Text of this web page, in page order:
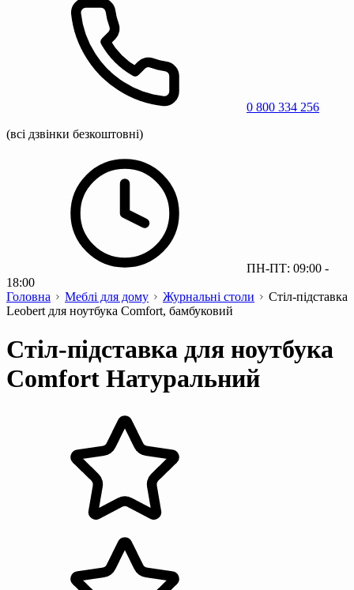
0 800 334 256
(всі дзвінки безкоштовні)
ПН-ПТ: 09:00 -
18:00
Головна
Меблі для дому Журнальні столи
Стіл-підставка
Leobert для ноутбука Comfort, бамбуковий
Стіл-підставка для ноутбука
Comfort Натуральний